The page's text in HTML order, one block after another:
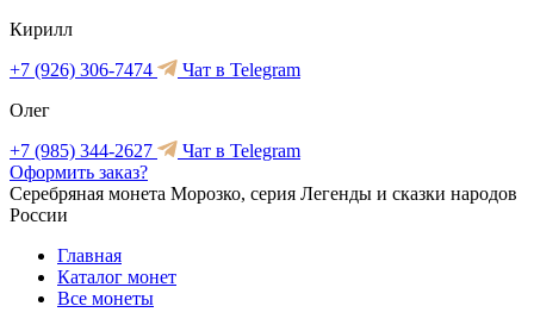
Кирилл
+7 (926) 306-7474
Чат в Telegram
Олег
+7 (985) 344-2627
Чат в Telegram
Оформить заказ?
Серебряная монета Морозко, серия Легенды и сказки народов
России
Главная
Каталог монет
Все монеты